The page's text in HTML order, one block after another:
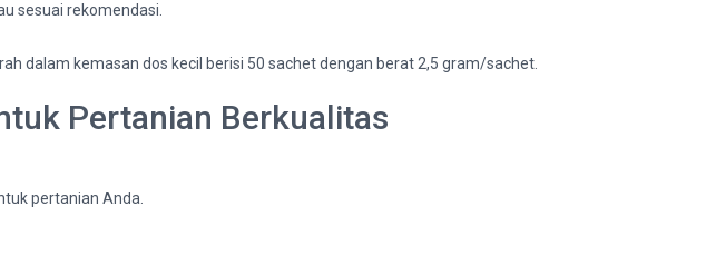
sesuai rekomendasi.
dalam kemasan dos kecil berisi 50 sachet dengan berat 2,5 gram/sachet.
Pertanian Berkualitas
pertanian Anda.